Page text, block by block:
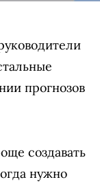
прогнозов
создавать
нужно